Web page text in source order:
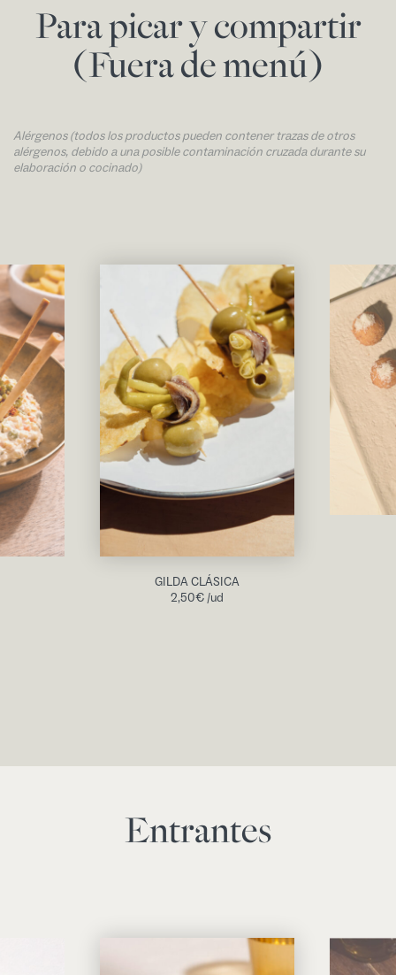
Para picar y compartir
(Fuera de menú)
Alérgenos (todos los productos pueden contener trazas de otros
alérgenos, debido a una posible contaminación cruzada durante su
elaboración o cocinado)
GILDA CLÁSICA
2,50€/ud
Entrantes